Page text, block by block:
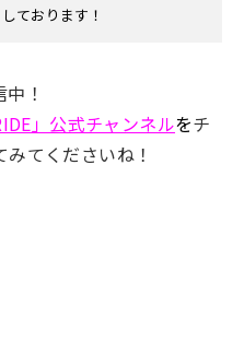
ております！
！
」公式チャンネルをチ
てくださいね！